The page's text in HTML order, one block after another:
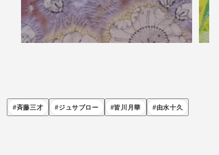
斉藤三才 ジュサブロー 皆川月華 由水十久